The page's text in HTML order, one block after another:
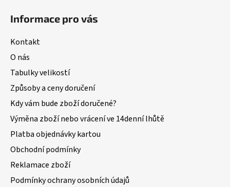
Informace pro vás
Kontakt
O nás
Tabulky velikostí
Způsoby a ceny doručení
Kdy vám bude zboží doručené?
Výměna zboží nebo vrácení ve 14denní lhůtě
Platba objednávky kartou
Obchodní podmínky
Reklamace zboží
Podmínky ochrany osobních údajů